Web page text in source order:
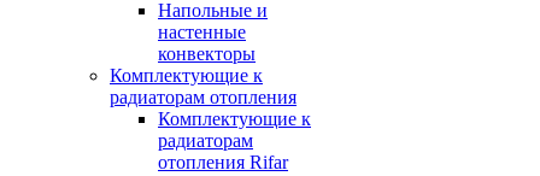
Напольные и
настенные
конвекторы
Комплектующие к
радиаторам отопления
Комплектующие к
радиаторам
отопления Rifar